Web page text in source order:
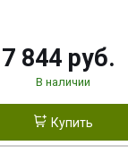
7 844 руб.
В наличии
Купить